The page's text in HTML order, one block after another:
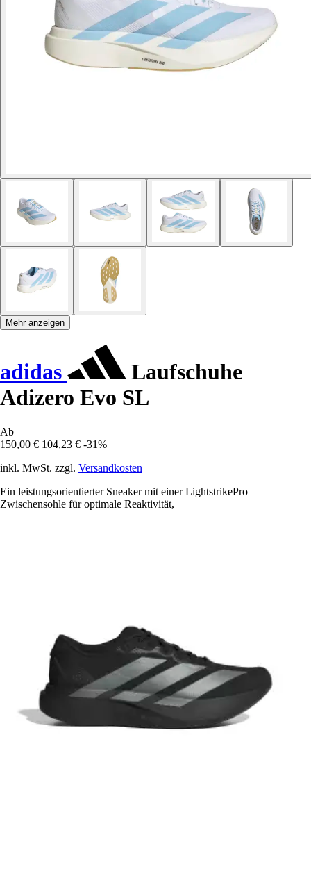
Mehr anzeigen
adidas
Laufschuhe
Adizero Evo SL
Ab
150,00 € 104,23 € -31%
inkl. MwSt. zzgl. Versandkosten
Ein leistungsorientierter Sneaker mit einer LightstrikePro
Zwischensohle für optimale Reaktivität,